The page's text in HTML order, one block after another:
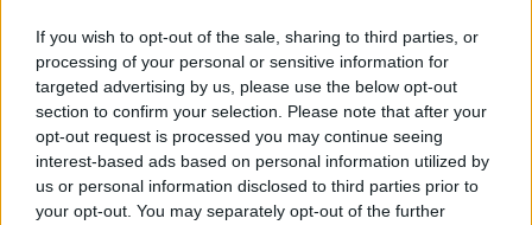
If you wish to opt-out of the sale, sharing to third parties, or
processing of your personal or sensitive information for
targeted advertising by us, please use the below opt-out
section to confirm your selection. Please note that after your
opt-out request is processed you may continue seeing
interest-based ads based on personal information utilized by
us or personal information disclosed to third parties prior to
your opt-out. You may separately opt-out of the further
Intervista a Sheva sul derby
Lei è stato a Milano, Londra e ora è a
Genova. Come si vivono le città divise dai
derby?
«Direi che c’è tanta passione, e tanta rivalità: